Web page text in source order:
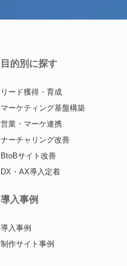
目的別に探す
リード獲得・育成
マーケティング基盤構築
営業・マーケ連携
ナーチャリング改善
BtoBサイト改善
DX・AX導入定着
導入事例
導入事例
制作サイト事例